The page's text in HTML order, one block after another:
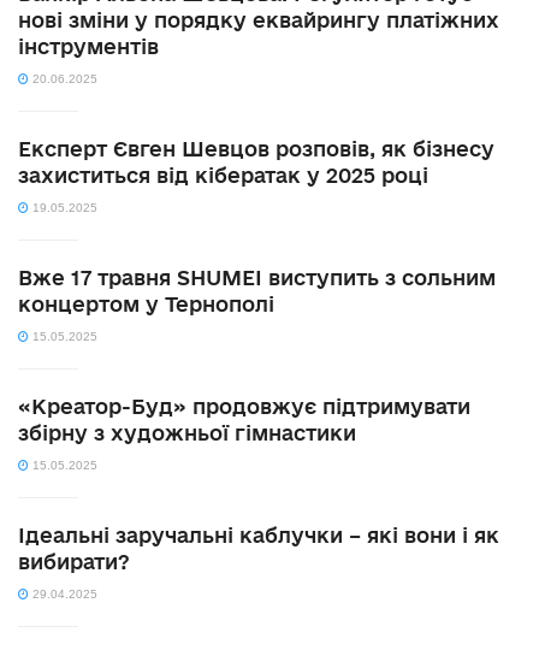
нові зміни у порядку еквайрингу платіжних
інструментів
20.06.2025
Експерт Євген Шевцов розповів, як бізнесу
захиститься від кібератак у 2025 році
19.05.2025
Вже 17 травня SHUMEI виступить з сольним
концертом у Тернополі
15.05.2025
«Креатор-Буд» продовжує підтримувати
збірну з художньої гімнастики
15.05.2025
Ідеальні заручальні каблучки – які вони і як
вибирати?
29.04.2025